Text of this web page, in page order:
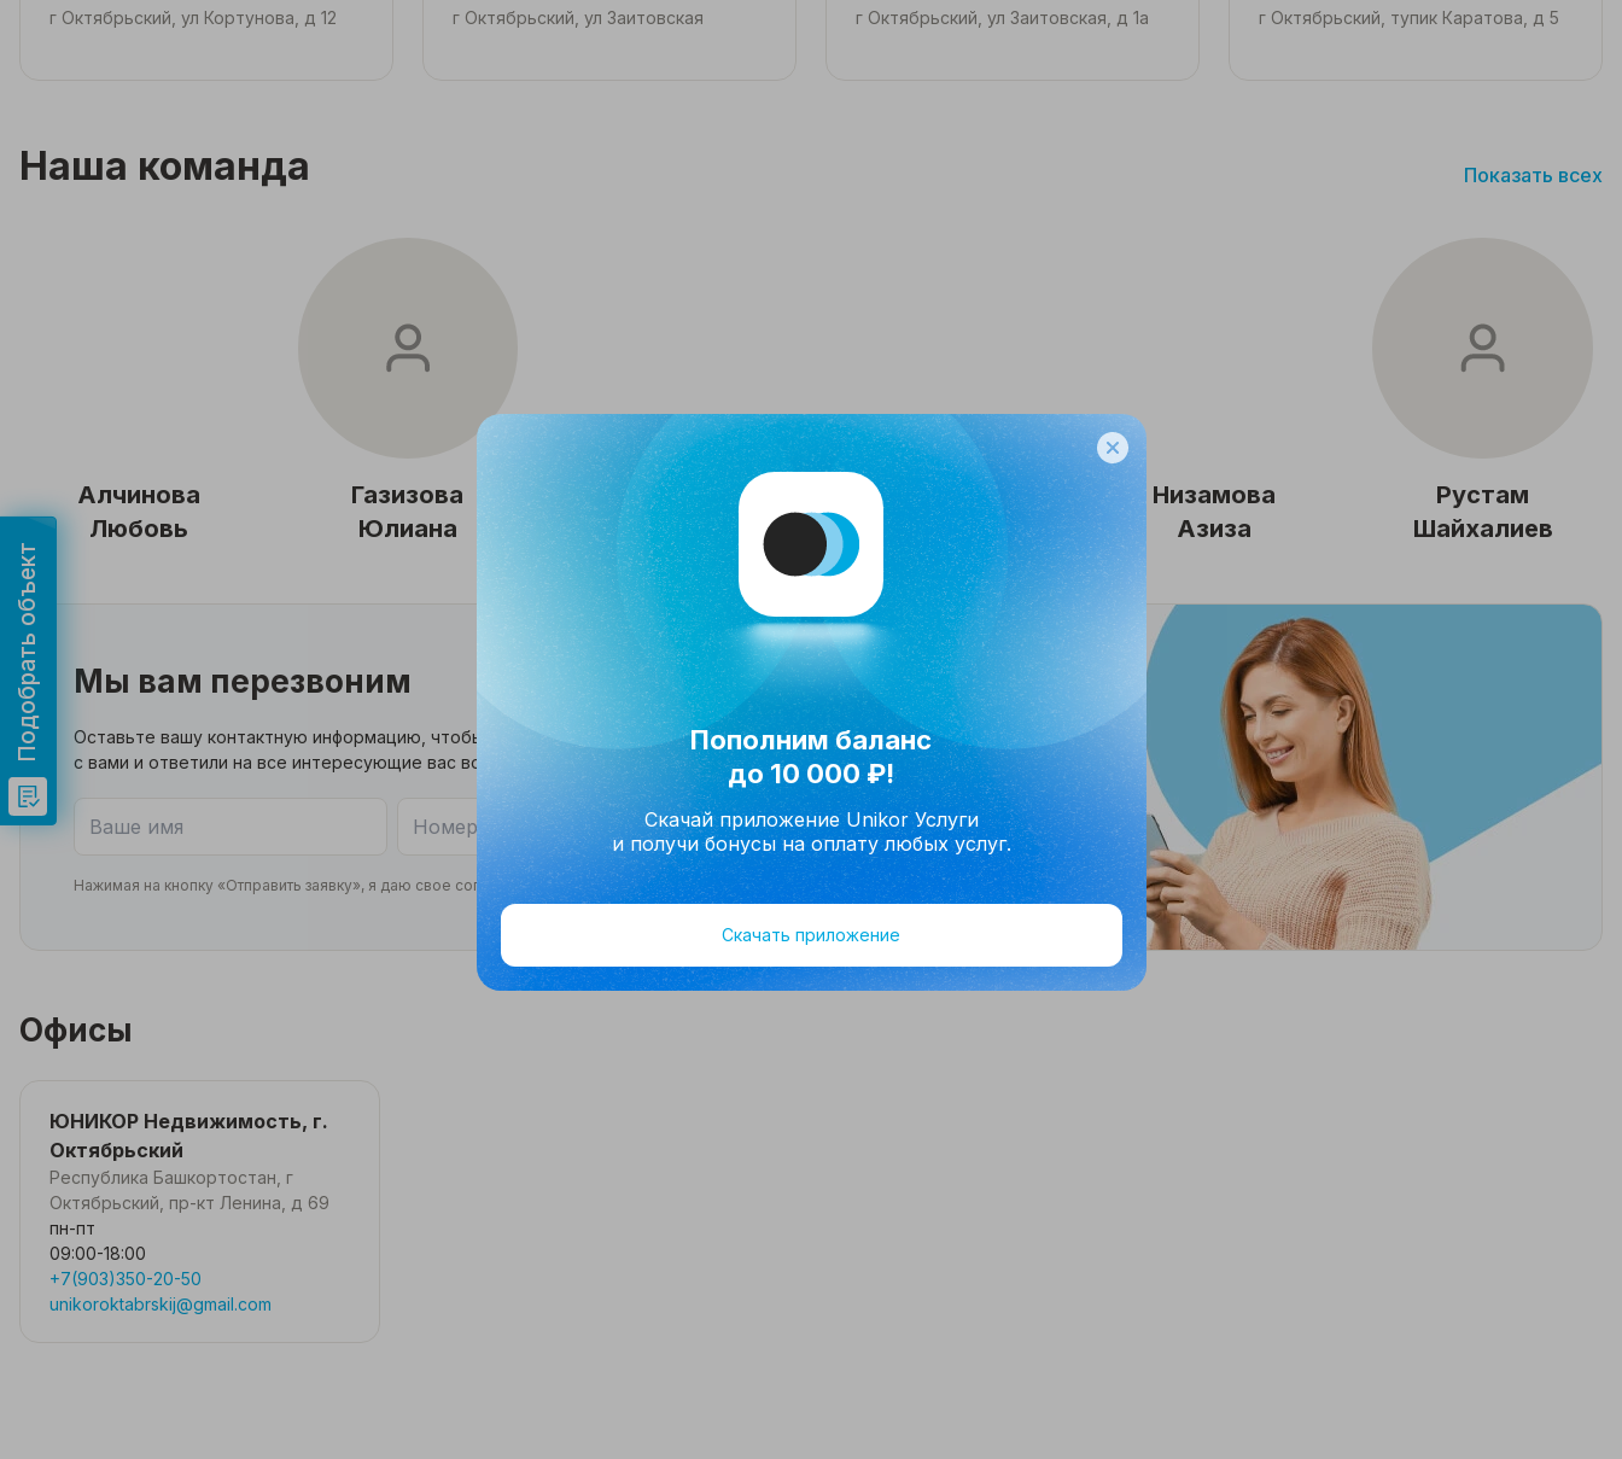
г Октябрьский, ул Кортунова, д 12 г Октябрьский, ул Заитовская г Октябрьский, ул Заитовская, д 1а г Октябрьский, тупик Каратова, д 5
Наша команда Показать всех
Алчинова
Любовь
Газизова
Юлиана
Ганиева
Эльмира
Колбина
Татьяна
Низамова
Азиза
Рустам
Шайхалиев
Мы вам перезвоним
Оставьте вашу контактную информацию, чтобы мы связались
с вами и ответили на все интересующие вас вопросы
Отправить заявку
Нажимая на кнопку «Отправить заявку», я даю свое согласие на обработку персональных данных и принимаю условия соглашения.
Офисы
ЮНИКОР Недвижимость, г.
Октябрьский
Республика Башкортостан, г
Октябрьский, пр-кт Ленина, д 69
пн-пт
09:00-18:00
+7(903)350-20-50
unikoroktabrskij@gmail.com
Подобрать объект
Пополним баланс
до 10 000 ₽!
Скачай приложение Unikor Услуги
и получи бонусы на оплату любых услуг.
Скачать приложение